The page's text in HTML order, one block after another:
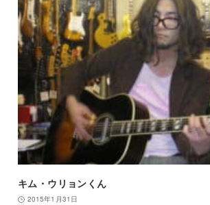
キム・ウリョンくん
2015年1月31日